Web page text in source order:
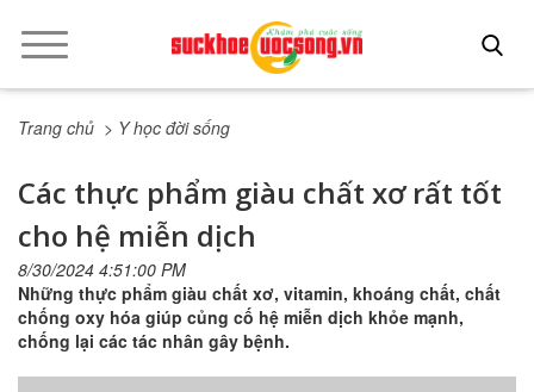
Trang chủ > Y học đời sống
Các thực phẩm giàu chất xơ rất tốt
cho hệ miễn dịch
8/30/2024 4:51:00 PM
Những thực phẩm giàu chất xơ, vitamin, khoáng chất, chất
chống oxy hóa giúp củng cố hệ miễn dịch khỏe mạnh,
chống lại các tác nhân gây bệnh.